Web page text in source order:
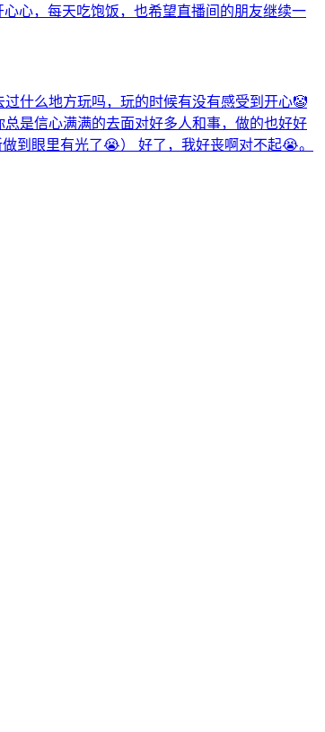
心，每天吃饱饭，也希望直播间的朋友继续一
什么地方玩吗，玩的时候有没有感受到开心🤡
是信心满满的去面对好多人和事，做的也好好
到眼里有光了😭） 好了，我好丧啊对不起😭。